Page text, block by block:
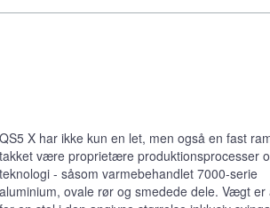
QS5 X har ikke kun en let, men også en fast
takket være proprietære produktionsprocesser
teknologi - såsom varmebehandlet 7000-serie
aluminium, ovale rør og smedede dele. Vægt er